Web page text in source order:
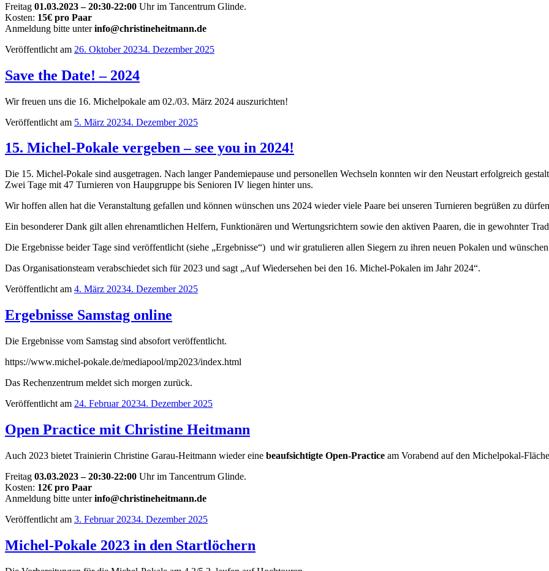
Freitag 01.03.2023 – 20:30-22:00 Uhr im Tancentrum Glinde.
Kosten: 15€ pro Paar
Anmeldung bitte unterinfo@christineheitmann.de
Veröffentlicht am 26. Oktober 20234. Dezember 2025
Save the Date! – 2024
Wir freuen uns die 16. Michelpokale am 02./03. März 2024 auszurichten!
Veröffentlicht am 5. März 20234. Dezember 2025
15. Michel-Pokale vergeben – see you in 2024!
Die 15. Michel-Pokale sind ausgetragen. Nach langer Pandemiepause und personellen Wechseln konnten wir den Neustart erfolgreich
Zwei Tage mit 47 Turnieren von Haupgruppe bis Senioren IV liegen hinter uns.
Wir hoffen allen hat die Veranstaltung gefallen und können wünschen uns 2024 wieder viele Paare bei unseren Turnieren begrüßen zu
Ein besonderer Dank gilt allen ehrenamtlichen Helfern, Funktionären und Wertungsrichtern sowie den aktiven Paaren, die in gewohnter
Die Ergebnisse beider Tage sind veröffentlicht (siehe „Ergebnisse“) und wir gratulieren allen Siegern zu ihren neuen Pokalen und
Das Organisationsteam verabschiedet sich für 2023 und sagt „Auf Wiedersehen bei den 16. Michel-Pokalen im Jahr 2024“.
Veröffentlicht am 4. März 20234. Dezember 2025
Ergebnisse Samstag online
Die Ergebnisse vom Samstag sind absofort veröffentlicht.
https://www.michel-pokale.de/mediapool/mp2023/index.html
Das Rechenzentrum meldet sich morgen zurück.
Veröffentlicht am 24. Februar 20234. Dezember 2025
Open Practice mit Christine Heitmann
Auch 2023 bietet Trainierin Christine Garau-Heitmann wieder eine beaufsichtigte Open-Practice am Vorabend auf den Michelpokal-
Freitag 03.03.2023 – 20:30-22:00 Uhr im Tancentrum Glinde.
Kosten: 12€ pro Paar
Anmeldung bitte unterinfo@christineheitmann.de
Veröffentlicht am 3. Februar 20234. Dezember 2025
Michel-Pokale 2023 in den Startlöchern